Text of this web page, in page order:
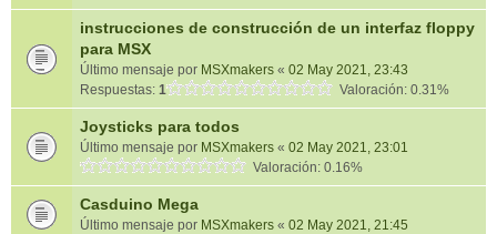
instrucciones de construcción de un interfaz floppy
para MSX
Último mensaje por MSXmakers « 02 May 2021, 23:43
Respuestas: 1 Valoración: 0.31%
Joysticks para todos
Último mensaje por MSXmakers « 02 May 2021, 23:01
Valoración: 0.16%
Casduino Mega
Último mensaje por MSXmakers « 02 May 2021, 21:45